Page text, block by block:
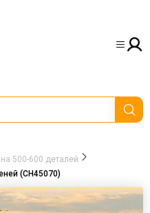
500-600 деталей
(CH45070)